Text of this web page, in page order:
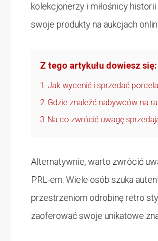
kolekcjonerzy i miłośnicy
swoje produkty na aukcjach
Z tego artykułu dowiesz się:
1 Jak wycenić i sprzedać
2 Gdzie znaleźć nabywców na
3 Na co zwrócić uwagę
Alternatywnie, warto zwrócić
PRL-em. Wiele osób szuka
przestrzeniom odrobinę retro
zaoferować swoje unikatowe